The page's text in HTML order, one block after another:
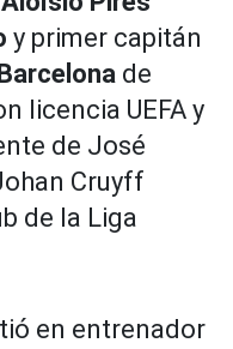
y primer capitán
de
licencia UEFA y
de José
Cruyff
de la Liga
en entrenador